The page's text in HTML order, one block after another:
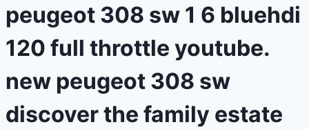
peugeot 308 sw 1 6 bluehdi
120 full throttle youtube.
new peugeot 308 sw
discover the family estate